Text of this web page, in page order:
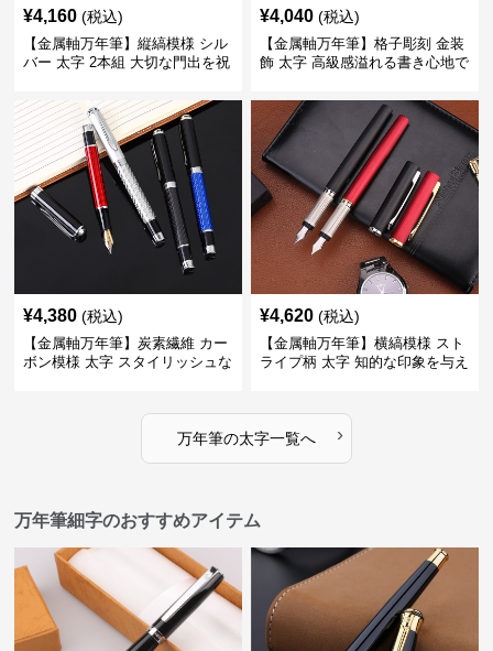
¥4,160 (税込)
【金属軸万年筆】縦縞模様 シル
バー 太字 2本組 大切な門出を祝
ト
¥4,040 (税込)
【金属軸万年筆】格子彫刻 金装
飾 太字 高級感溢れる書き心地で
¥4,380 (税込)
【金属軸万年筆】炭素繊維 カー
ボン模様 太字 スタイリッシュな
¥4,620 (税込)
【金属軸万年筆】横縞模様 スト
ライプ柄 太字 知的な印象を与え
万年筆の太字一覧へ ›
万年筆細字のおすすめアイテム